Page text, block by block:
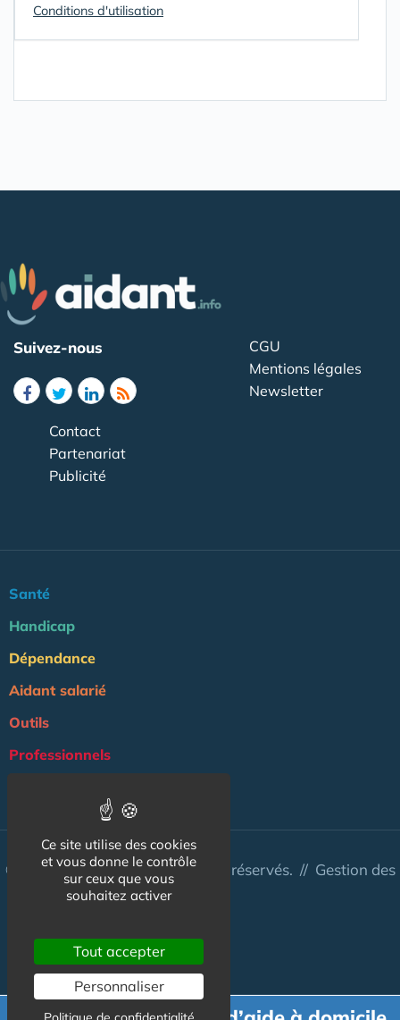
Conditions d'utilisation
Suivez-nous
CGU
Mentions légales
Newsletter
Contact
Partenariat
Publicité
Santé
Handicap
Dépendance
Aidant salarié
Outils
Professionnels
© Aidant.info 2026 - Tous droits réservés. // Gestion des
Ce site utilise des cookies
et vous donne le contrôle
sur ceux que vous
souhaitez activer
Tout accepter
Personnaliser